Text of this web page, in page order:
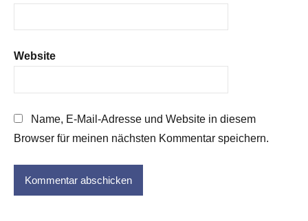
Website
Name, E-Mail-Adresse und Website in diesem
Browser für meinen nächsten Kommentar speichern.